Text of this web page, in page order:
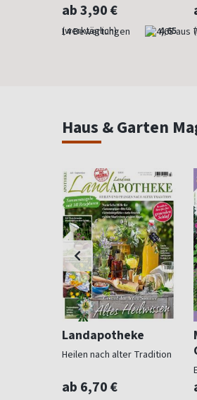
ab 3,90 €
(werktäglich) 4,65
Haus & Garten
Landapotheke
Heilen nach alter Tradition
ab 6,70 €